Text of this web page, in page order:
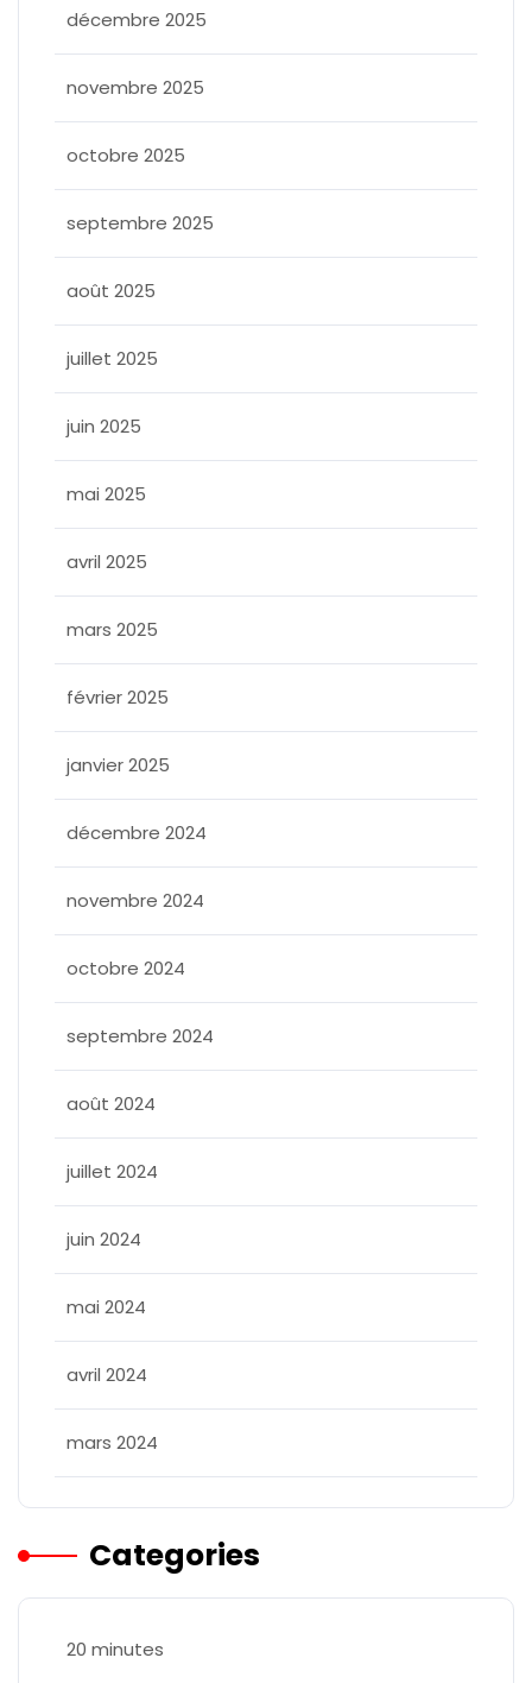
décembre 2025
novembre 2025
octobre 2025
septembre 2025
août 2025
juillet 2025
juin 2025
mai 2025
avril 2025
mars 2025
février 2025
janvier 2025
décembre 2024
novembre 2024
octobre 2024
septembre 2024
août 2024
juillet 2024
juin 2024
mai 2024
avril 2024
mars 2024
Categories
20 minutes